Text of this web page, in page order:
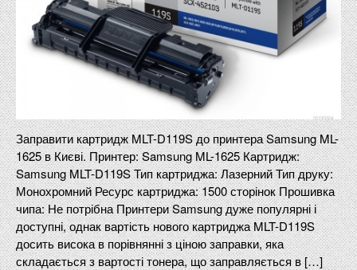
Заправити картридж MLT-D119S до принтера Samsung ML-
1625 в Києві. Принтер: Samsung ML-1625 Картридж:
Samsung MLT-D119S Тип картриджа: Лазерний Тип друку:
Монохромний Ресурс картриджа: 1500 сторінок Прошивка
чипа: Не потрібна Принтери Samsung дуже популярні і
доступні, однак вартість нового картриджа MLT-D119S
досить висока в порівнянні з ціною заправки, яка
складається з вартості тонера, що заправляється в […]